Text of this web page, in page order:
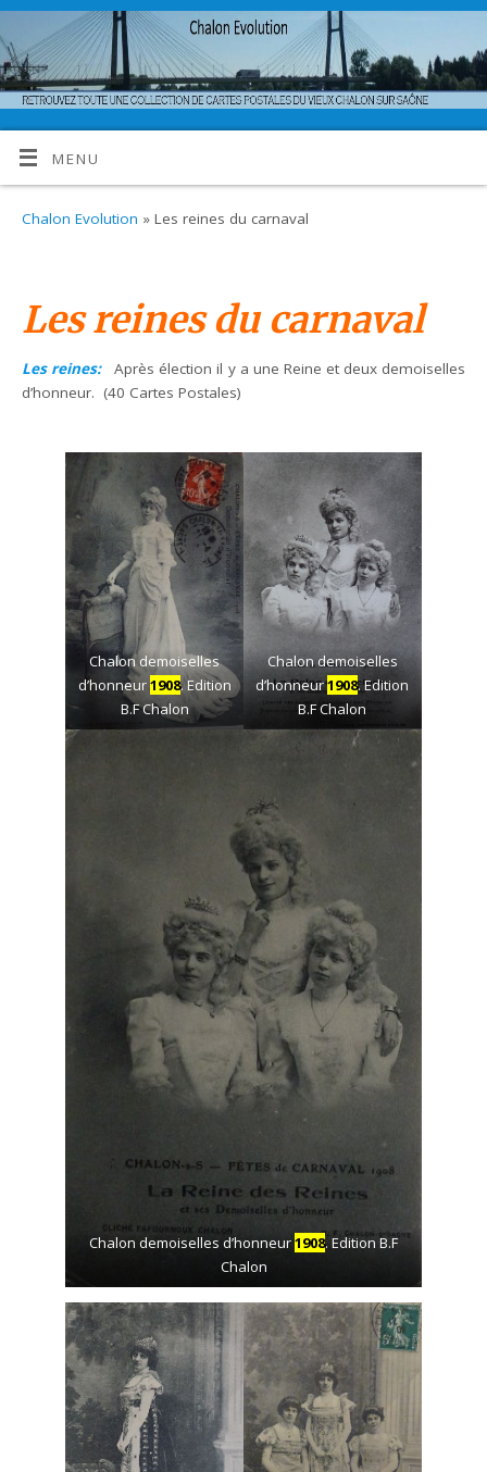
MENU
Chalon Evolution » Les reines du carnaval
Les reines du carnaval
Les reines:
Après élection il y a une Reine et deux demoiselles
d’honneur. (40 Cartes Postales)
Chalon demoiselles
d’honneur1908. Edition
B.F Chalon
Chalon demoiselles
d’honneur1908. Edition
B.F Chalon
Chalon demoiselles d’honneur1908. Edition B.F
Chalon